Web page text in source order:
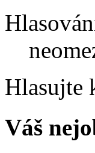
Hlasujte
Váš